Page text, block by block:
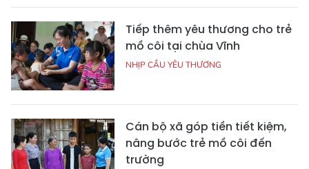
Tiếp thêm yêu thương cho trẻ
mồ côi tại chùa Vĩnh
NHỊP CẦU YÊU THƯƠNG
Cán bộ xã góp tiền tiết kiệm,
nâng bước trẻ mồ côi đến
trường